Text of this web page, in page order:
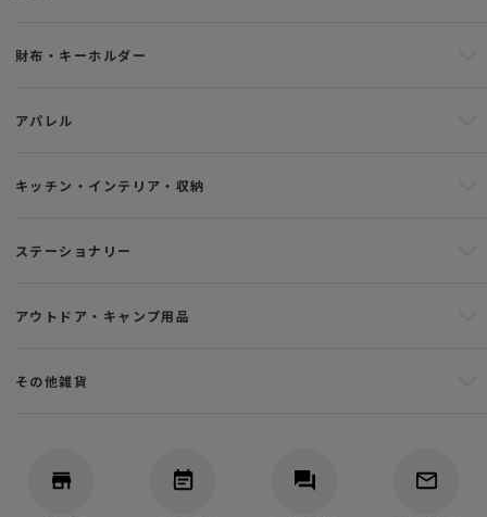
財布・キーホルダー
アパレル
キッチン・インテリア・収納
ステーショナリー
アウトドア・キャンプ用品
その他雑貨